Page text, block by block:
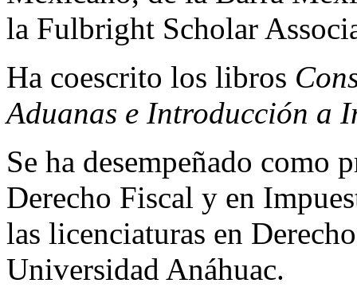
la Fulbright Scholar
Ha coescrito los libros
Aduanas e Introducción a
Se ha desempeñado como
Derecho Fiscal y en
las licenciaturas en
Universidad Anáhuac.